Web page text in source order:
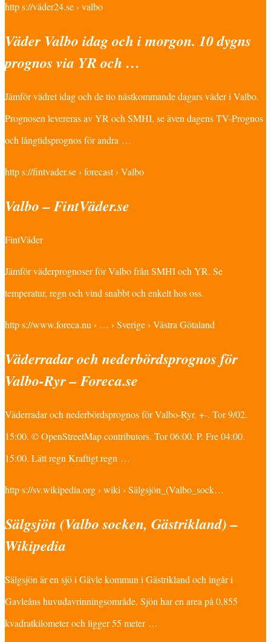
http s://väder24.se › valbo
Väder Valbo idag och i morgon. 10 dygns
prognos via YR och …
Jämför vädret idag och de tio nästkommande dagars väder i Valbo.
Prognosen levereras av YR och SMHI, se även dagens TV-Prognos
och långtidsprognos för andra …
http s://fintvader.se › forecast › Valbo
Valbo – FintVäder.se
FintVäder
Jämför väderprognoser för Valbo från SMHI och YR. Se
temperatur, regn och vind snabbt och enkelt hos oss.
http s://www.foreca.nu › … › Sverige › Västra Götaland
Väderradar och nederbördsprognos för
Valbo-Ryr – Foreca.se
Väderradar och nederbördsprognos för Valbo-Ryr. +-. Tor 9/02.
15:00. © OpenStreetMap contributors. Tor 06:00. P. Fre 04:00.
15:00. Lätt regn Kraftigt regn …
http s://sv.wikipedia.org › wiki › Sälgsjön_(Valbo_sock…
Sälgsjön (Valbo socken, Gästrikland) –
Wikipedia
Sälgsjön är en sjö i Gävle kommun i Gästrikland och ingår i
Gavleåns huvudavrinningsområde. Sjön har en area på 0,855
kvadratkilometer och ligger 55 meter …